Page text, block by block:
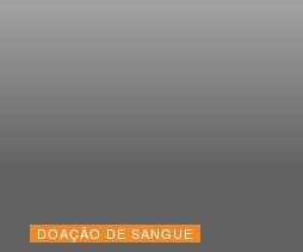
DOAÇÃO DE SANGUE